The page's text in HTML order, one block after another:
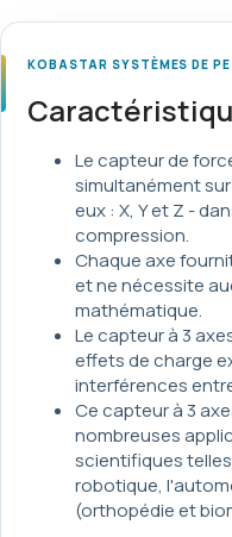
KOBASTAR SYSTÈMES DE
Le capteur de
simultanément
eux : X, Y et Z -
compression.
Chaque axe
et ne nécessite
mathématique.
Le capteur à 3
effets de charge
interférences
Ce capteur à 3
nombreuses
scientifiques
robotique,
(orthopédie et